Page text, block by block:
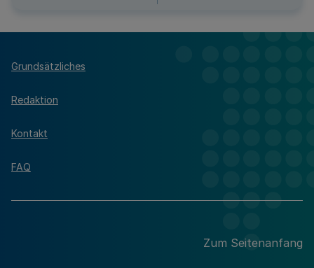
Grundsätzliches
Redaktion
Kontakt
FAQ
Zum Seitenanfang